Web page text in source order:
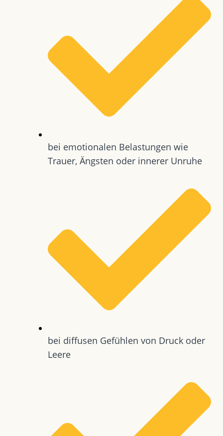
bei emotionalen Belastungen wie
Trauer, Ängsten oder innerer Unruhe
bei diffusen Gefühlen von Druck oder
Leere